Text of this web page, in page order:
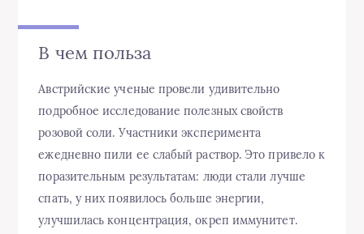
В чем польза
Австрийские ученые провели удивительно
подробное исследование полезных свойств
розовой соли. Участники эксперимента
ежедневно пили ее слабый раствор. Это привело к
поразительным результатам: люди стали лучше
спать, у них появилось больше энергии,
улучшилась концентрация, окреп иммунитет.